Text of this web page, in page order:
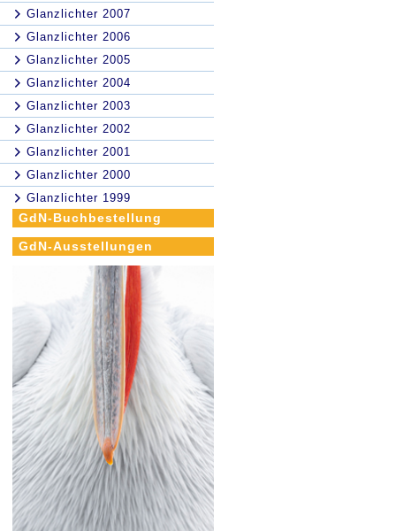
Glanzlichter 2007
Glanzlichter 2006
Glanzlichter 2005
Glanzlichter 2004
Glanzlichter 2003
Glanzlichter 2002
Glanzlichter 2001
Glanzlichter 2000
Glanzlichter 1999
GdN-Buchbestellung
GdN-Ausstellungen